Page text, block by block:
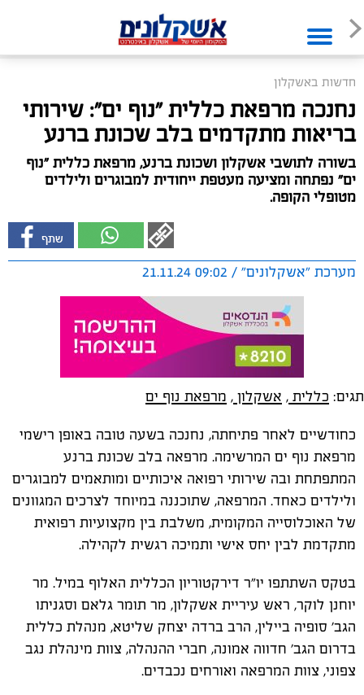
חדשות באשקלון
נחנכה מרפאת כללית "נוף ים": שירותי
בריאות מתקדמים בלב שכונת ברנע
בשורה לתושבי אשקלון ושכונת ברנע, מרפאת כללית "נוף
ים" נפתחה ומציעה מעטפת ייחודית למבוגרים ולילדים
מטופלי הקופה.
מערכת "אשקלונים" / 09:02 21.11.24
תגים: כללית , אשקלון , מרפאת נוף ים
כחודשיים לאחר פתיחתה, נחנכה בשעה טובה באופן רישמי
מרפאת נוף ים המרשימה. מרפאה בלב שכונת ברנע
המתפתחת ובה שירותי רפואה איכותיים ומותאמים למבוגרים
ולילדים כאחד. המרפאה, שתוכננה במיוחד לצרכים המגוונים
של האוכלוסייה המקומית, משלבת בין מקצועיות רפואית
מתקדמת לבין יחס אישי ותמיכה רגשית לקהילה.
בטקס השתתפו יו"ר דירקטוריון הכללית האלוף במיל. מר
יוחנן לוקר, ראש עיריית אשקלון, מר תומר גלאם וסגניתו
הגב' סופיה ביילין, הרב ברדה יצחק שליטא, מנהלת כללית
בדרום הגב' חדווה אמונה, חברי ההנהלה, צוות מינהלת נגב
צפוני, צוות המרפאה ואורחים נכבדים.